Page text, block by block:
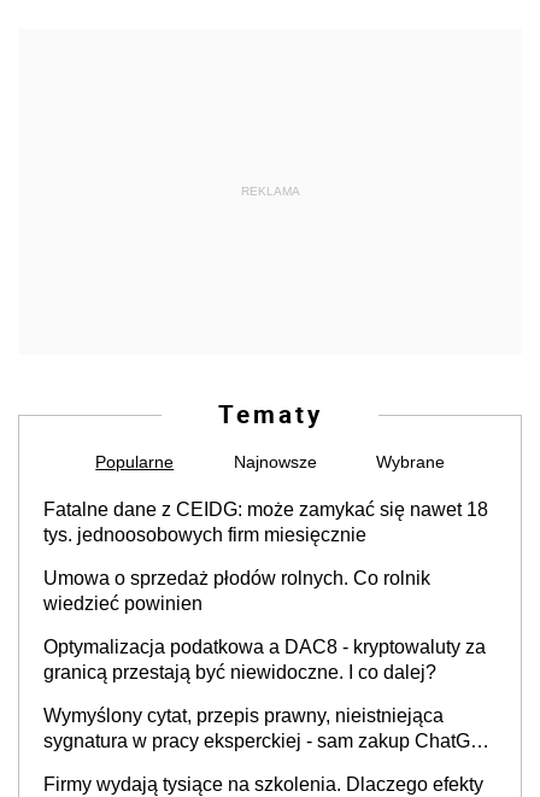
REKLAMA
Tematy
Popularne Najnowsze Wybrane
Fatalne dane z CEIDG: może zamykać się nawet 18
tys. jednoosobowych firm miesięcznie
Umowa o sprzedaż płodów rolnych. Co rolnik
wiedzieć powinien
Optymalizacja podatkowa a DAC8 - kryptowaluty za
granicą przestają być niewidoczne. I co dalej?
Wymyślony cytat, przepis prawny, nieistniejąca
sygnatura w pracy eksperckiej - sam zakup ChatGPT
Firmy wydają tysiące na szkolenia. Dlaczego efekty